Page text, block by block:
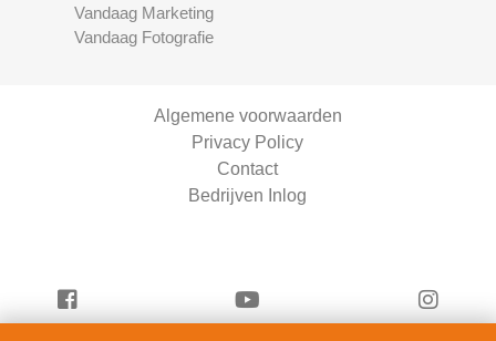
Vandaag Marketing
Vandaag Fotografie
Algemene voorwaarden
Privacy Policy
Contact
Bedrijven Inlog